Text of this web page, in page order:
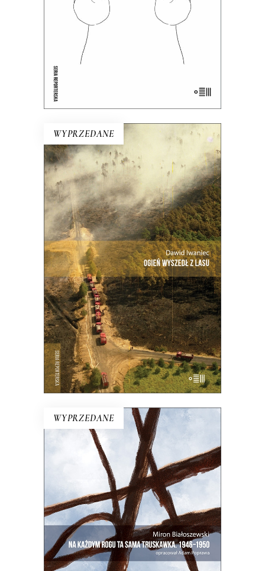
49.00 24.50
WYPRZEDANE
E-BOOK DO KOSZYKA
OGIEŃ WYSZEDŁ Z LASU
Ta reporterska rekonstrukcja niemal
minuta po minucie największego
pożaru lasu w Polsce.
42.00zł 21.00zł
WYPRZEDANE
NA KAŻDYM ROGU TA SAMA
TRUSKAWKA
Zupełnie nowe miasto. Jakaś inna
Warszawa na starych śmieciach. Skąd
się wzięła?